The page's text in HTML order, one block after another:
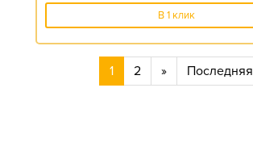
В 1 клик
1 2 » Последняя